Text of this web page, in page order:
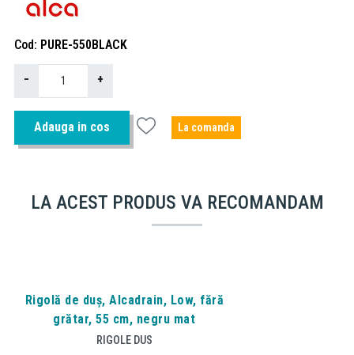
Cod PURE-550BLACK
− +
Adauga in cos La comanda
LA ACEST PRODUS VA RECOMANDAM
Rigolă de duș, Alcadrain, Low, fără
grătar, 55 cm, negru mat
RIGOLE DUS